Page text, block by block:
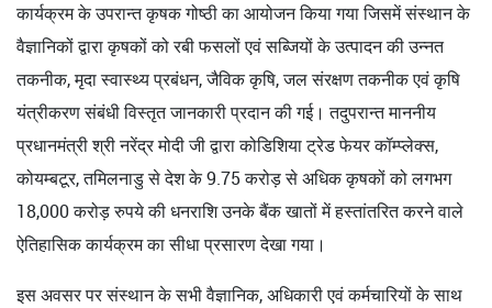
कार्यक्रम के उपरान्‍त कृषक गोष्ठी का आयोजन किया गया जिसमें संस्थान के
वैज्ञानिकों द्वारा कृषकों को रबी फसलों एवं सब्जियों के उत्पादन की उन्नत
तकनीक, मृदा स्वास्थ्य प्रबंधन, जैविक कृषि, जल संरक्षण तकनीक एवं कृषि
यंत्रीकरण संबंधी विस्तृत जानकारी प्रदान की गई। तदुपरान्त माननीय
प्रधानमंत्री श्री नरेंद्र मोदी जी द्वारा कोडिशिया ट्रेड फेयर कॉम्‍प्‍लेक्‍स,
कोयम्‍बटूर, तमिलनाडु से देश के 9.75 करोड़ से अधिक कृषकों को लगभग
18,000 करोड़ रुपये की धनराशि उनके बैंक खातों में हस्तांतरित करने वाले
ऐतिहासिक कार्यक्रम का सीधा प्रसारण देखा गया।
इस अवसर पर संस्थान के सभी वैज्ञानिक, अधिकारी एवं कर्मचारियों के साथ